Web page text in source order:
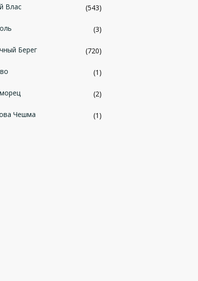
Влас (543)
(3)
Берег (720)
(1)
(2)
Чешма (1)